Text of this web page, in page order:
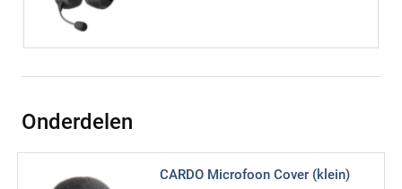
Onderdelen
CARDO Microfoon Cover (klein)